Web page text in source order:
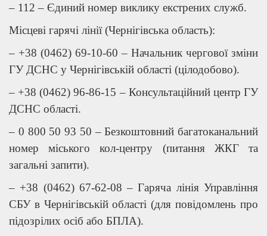
– 112 – Єдиний номер виклику екстрених служб.
Місцеві гарячі лінії (Чернігівська область):
– +38 (0462) 69-10-60 – Начальник чергової зміни
ГУ ДСНС у Чернігівській області (цілодобово).
– +38 (0462) 96-86-15 – Консультаційний центр ГУ
ДСНС області.
– 0 800 50 93 50 – Безкоштовний багатоканальний
номер міського кол-центру (питання ЖКГ та
загальні запити).
– +38 (0462) 67-62-08 – Гаряча лінія Управління
СБУ в Чернігівській області (для повідомлень про
підозрілих осіб або БПЛА).